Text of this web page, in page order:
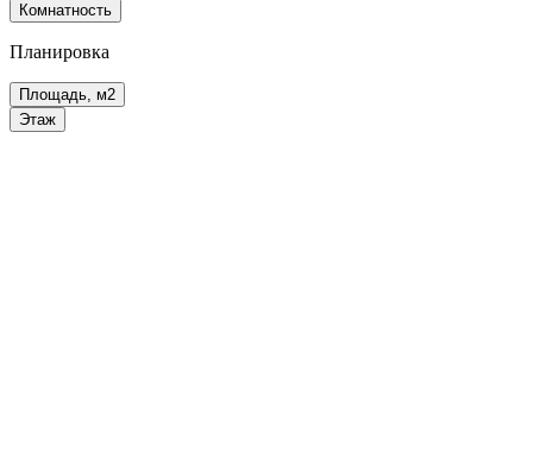
Комнатность
Планировка
Площадь, м2
Этаж